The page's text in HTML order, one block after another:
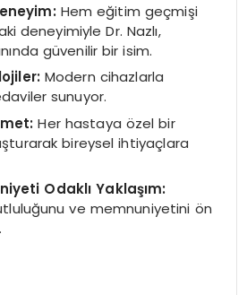
Hem eğitim geçmişi
deneyimiyle Dr. Nazlı,
güvenilir bir isim.
Modern cihazlarla
sunuyor.
Her hastaya özel bir
bireysel ihtiyaçlara
Odaklı Yaklaşım:
ve memnuniyetini ön